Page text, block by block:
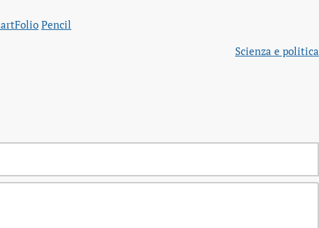
Pencil
Scienza e politica